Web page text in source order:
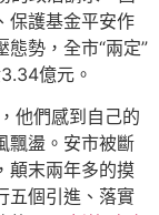
保護基金平安作
勢，全市“兩定”
億元。
他們感到自己的
飄盪。安市被斷
顛末兩年多的摸
五個引進、落實